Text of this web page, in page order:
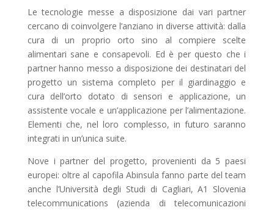
Le tecnologie messe a disposizione dai vari partner
cercano di coinvolgere l’anziano in diverse attività: dalla
cura di un proprio orto sino al compiere scelte
alimentari sane e consapevoli. Ed è per questo che i
partner hanno messo a disposizione dei destinatari del
progetto un sistema completo per il giardinaggio e
cura dell’orto dotato di sensori e applicazione, un
assistente vocale e un’applicazione per l’alimentazione.
Elementi che, nel loro complesso, in futuro saranno
integrati in un’unica suite.
Nove i partner del progetto, provenienti da 5 paesi
europei: oltre al capofila Abinsula fanno parte del team
anche l’Università degli Studi di Cagliari, A1 Slovenia
telecommunications (azienda di telecomunicazioni